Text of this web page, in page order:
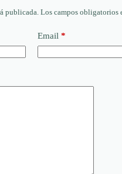
publicada. Los campos obligatorios
Email *